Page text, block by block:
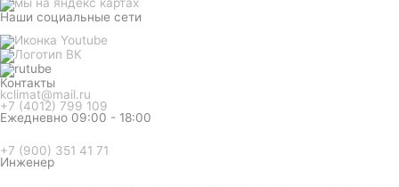
Наши социальные сети
Контакты
kclimat@mail.ru
+7 (4012) 799 109
Ежедневно 09:00 - 18:00
+7 (900) 351 41 71
Инженер